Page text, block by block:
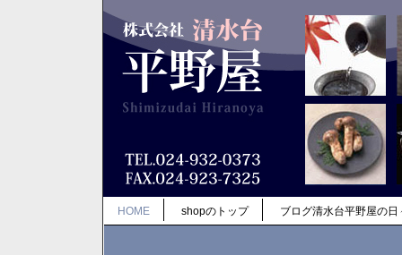
HOME shopのトップ ブログ清水台平野屋の日